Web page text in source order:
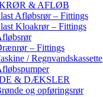
& AFLØB
Afløbsrør – Fittings
Kloakrør – Fittings
– Fittings
/ Regnvandskassette
& DÆKSLER
og opføringsrør